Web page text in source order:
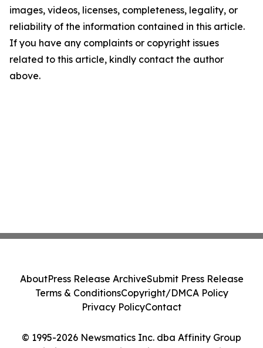
images, videos, licenses, completeness, legality, or
reliability of the information contained in this article.
If you have any complaints or copyright issues
related to this article, kindly contact the author
above.
© 1995-2026 Newsmatics Inc. dba Affinity Group
AboutPress Release ArchiveSubmit Press Release
Terms & ConditionsCopyright/DMCA Policy
Privacy PolicyContact